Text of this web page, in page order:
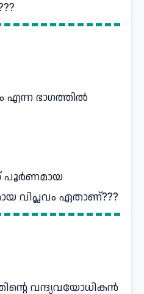
എന്ന ഭാഗത്തിൽ
പൂർണമായ
വിപ്ലവം ഏതാണ്???
വന്ദ്യവയോധികൻ